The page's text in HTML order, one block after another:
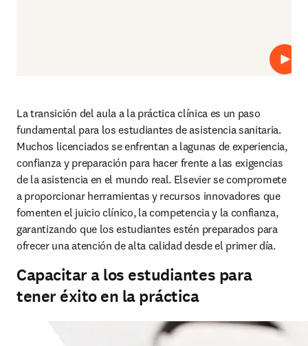
La transición del aula a la práctica clínica es un paso
fundamental para los estudiantes de asistencia sanitaria.
Muchos licenciados se enfrentan a lagunas de experiencia,
confianza y preparación para hacer frente a las exigencias
de la asistencia en el mundo real. Elsevier se compromete
a proporcionar herramientas y recursos innovadores que
fomenten el juicio clínico, la competencia y la confianza,
garantizando que los estudiantes estén preparados para
ofrecer una atención de alta calidad desde el primer día.
Capacitar a los estudiantes para
tener éxito en la práctica